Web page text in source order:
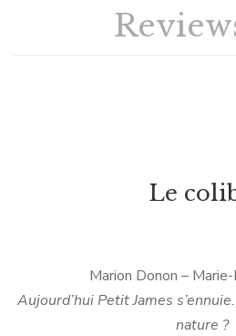
Le
Marion Donon –
Aujourd’hui Petit James
nature ?